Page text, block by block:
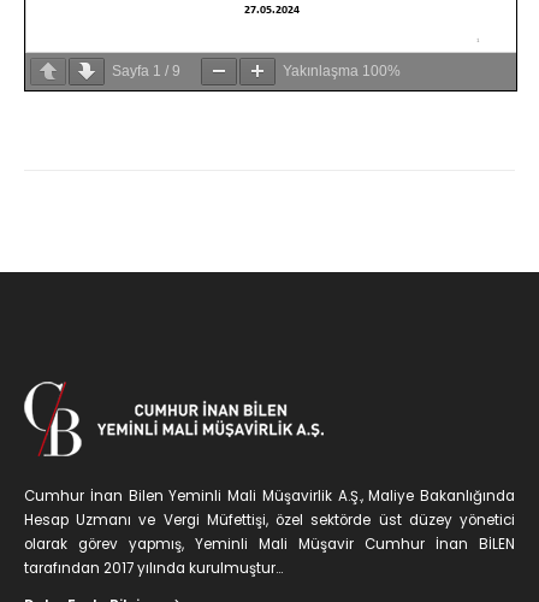
Sayfa 1 / 9 Yakınlaşma 100%
Cumhur İnan Bilen Yeminli Mali Müşavirlik A.Ş., Maliye Bakanlığında
Hesap Uzmanı ve Vergi Müfettişi, özel sektörde üst düzey yönetici
olarak görev yapmış, Yeminli Mali Müşavir Cumhur İnan BİLEN
tarafından 2017 yılında kurulmuştur...